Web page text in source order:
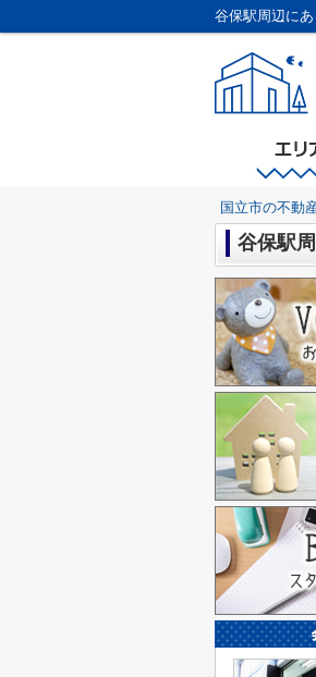
谷保駅周辺に
国立市の不動
谷保駅